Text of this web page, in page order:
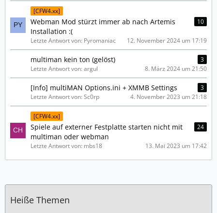
[CFW4.xx]
Webman Mod stürzt immer ab nach Artemis
Installation :(
10
Letzte Antwort von: Pyromaniac 12. November 2024 um 17:19
multiman kein ton (gelöst)
3
Letzte Antwort von: argul
8. März 2024 um 21:50
[Info] multiMAN Options.ini + XMMB Settings
3
Letzte Antwort von: Sc0rp
4. November 2023 um 21:18
[CFW4.xx]
Spiele auf externer Festplatte starten nicht mit
multiman oder webman
24
Letzte Antwort von: mbs18 13. Mai 2023 um 17:42
Heiße Themen